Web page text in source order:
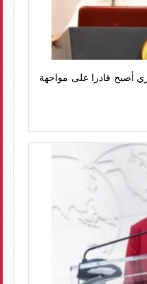
أصبح قادرا على مواجهة